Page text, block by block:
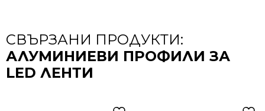
СВЪРЗАНИ ПРОДУКТИ:
АЛУМИНИЕВИ ПРОФИЛИ ЗА
LED ЛЕНТИ